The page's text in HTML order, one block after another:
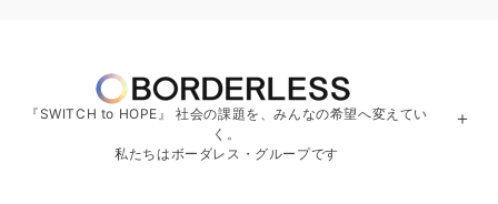
『SWITCH to HOPE』 社会の課題を、みんなの希望へ変えてい
く。
私たちはボーダレス・グループです
＋